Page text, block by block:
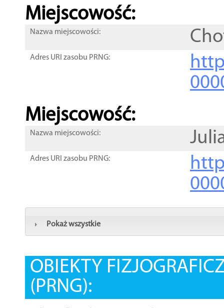
Miejscowość:
Nazwa miejscowości:
Adres URI zasobu PRNG:
Miejscowość:
Nazwa miejscowości:
Adres URI zasobu PRNG:
Pokaż wszystkie
OBIEKTY
(PRNG):